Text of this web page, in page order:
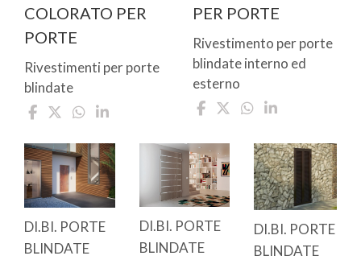
COLORATO PER
PORTE
Rivestimenti per porte
blindate
PER PORTE
Rivestimento per porte
blindate interno ed
esterno
DI.BI. PORTE
BLINDATE
DI.BI. PORTE
BLINDATE
DI.BI. PORTE
BLINDATE